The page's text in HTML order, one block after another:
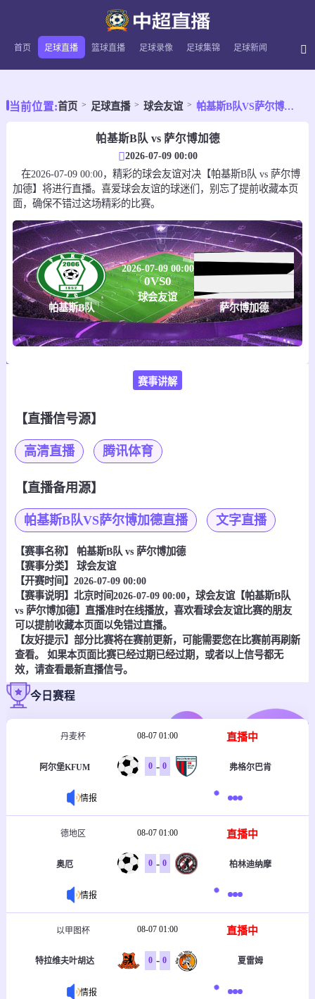
首页 足球直播 篮球直播 足球录像 足球集锦 足球新闻
当前位置:首页 足球直播 球会友谊 帕基斯B队VS萨尔博加德
帕基斯B队 vs 萨尔博加德
2026-07-09 00:00
在2026-07-09 00:00，精彩的球会友谊对决【帕基斯B队 vs 萨尔博
加德】将进行直播。喜爱球会友谊的球迷们，别忘了提前收藏本页
面，确保不错过这场精彩的比赛。
帕基斯B队
2026-07-09 00:00
0VS0
球会友谊
萨尔博加德
赛事讲解
【直播信号源】
高清直播 腾讯体育
【直播备用源】
帕基斯B队VS萨尔博加德直播 文字直播
【赛事名称】 帕基斯B队 vs 萨尔博加德
【赛事分类】 球会友谊
【开赛时间】2026-07-09 00:00
【赛事说明】北京时间2026-07-09 00:00，球会友谊【帕基斯B队
vs 萨尔博加德】直播准时在线播放，喜欢看球会友谊比赛的朋友
可以提前收藏本页面以免错过直播。
【友好提示】部分比赛将在赛前更新，可能需要您在比赛前再刷新
查看。 如果本页面比赛已经过期已经过期，或者以上信号都无
效，请查看最新直播信号。
今日赛程
丹麦杯 08-07 01:00 直播中
阿尔堡KFUM 0 - 0 弗格尔巴肯
情报
德地区 08-07 01:00 直播中
奥厄 0 - 0 柏林迪纳摩
情报
以甲图杯 08-07 01:00 直播中
特拉维夫叶胡达 0 - 0 夏雷姆
情报